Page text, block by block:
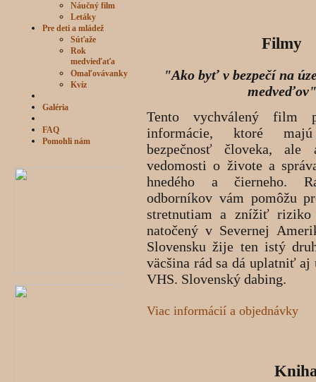
Náučný film
Letáky
Pre deti a mládež
Súťaže
Rok
medvieďaťa
Omaľovávanky
Kvíz
Galéria
FAQ
Pomohli nám
Filmy
"Ako byť v bezpečí na
medveďov"
Tento vychválený film
informácie, ktoré
bezpečnosť človeka, ale
vedomosti o živote a
hnedého a čierneho.
odborníkov vám pomôžu
stretnutiam a znížiť
natočený v Severnej
Slovensku žije ten istý
väcšina rád sa dá uplatniť aj
VHS. Slovenský dabing.
Viac informácií a objednávky